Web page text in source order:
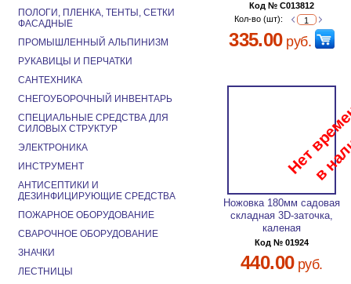
Код № C013812
Кол-во (шт):
335.00руб.
Ножовка 180мм садовая
складная 3D-заточка,
каленая
Код № 01924
440.00руб.
ПОЛОГИ, ПЛЕНКА, ТЕНТЫ, СЕТКИ
ФАСАДНЫЕ
ПРОМЫШЛЕННЫЙ АЛЬПИНИЗМ
РУКАВИЦЫ И ПЕРЧАТКИ
САНТЕХНИКА
СНЕГОУБОРОЧНЫЙ ИНВЕНТАРЬ
СПЕЦИАЛЬНЫЕ СРЕДСТВА ДЛЯ
СИЛОВЫХ СТРУКТУР
ЭЛЕКТРОНИКА
ИНСТРУМЕНТ
АНТИСЕПТИКИ И
ДЕЗИНФИЦИРУЮЩИЕ СРЕДСТВА
ПОЖАРНОЕ ОБОРУДОВАНИЕ
СВАРОЧНОЕ ОБОРУДОВАНИЕ
ЗНАЧКИ
ЛЕСТНИЦЫ